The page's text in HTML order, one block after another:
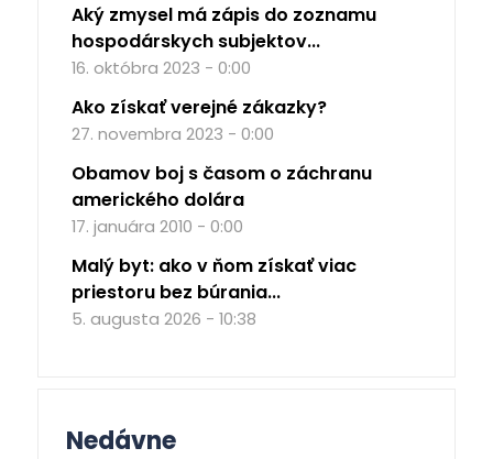
Aký zmysel má zápis do zoznamu
hospodárskych subjektov...
16. októbra 2023 - 0:00
Ako získať verejné zákazky?
27. novembra 2023 - 0:00
Obamov boj s časom o záchranu
amerického dolára
17. januára 2010 - 0:00
Malý byt: ako v ňom získať viac
priestoru bez búrania...
5. augusta 2026 - 10:38
Nedávne